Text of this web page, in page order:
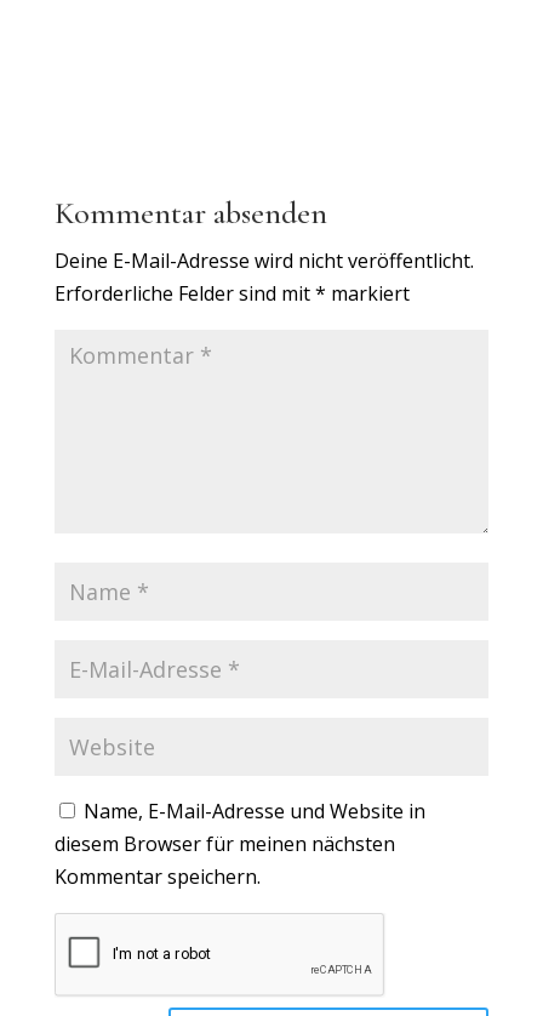
Kommentar absenden
Deine E-Mail-Adresse wird nicht veröffentlicht.
Erforderliche Felder sind mit* markiert
Name, E-Mail-Adresse und Website in
diesem Browser für meinen nächsten
Kommentar speichern.